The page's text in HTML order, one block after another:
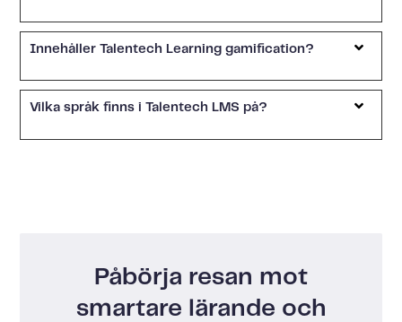
Innehåller Talentech Learning gamification?
Vilka språk finns i Talentech LMS på?
Påbörja resan mot
smartare lärande och